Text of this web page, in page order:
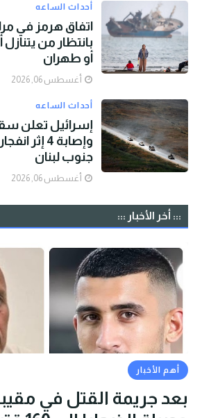
أحداث الساعه
اتفاق هرمز في
بانتظار من
أو طهران
أغسطس 06, 2026
أحداث الساعه
إسرائيل تعلن
وإصابة 4
جنوب لبنان
أغسطس 06, 2026
::: أخر الأخبار :::
أهم الأخبار
بعد جريمة القتل في